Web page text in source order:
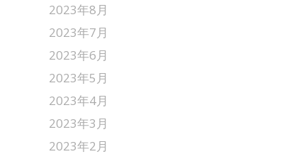
2023年8月
2023年7月
2023年6月
2023年5月
2023年4月
2023年3月
2023年2月